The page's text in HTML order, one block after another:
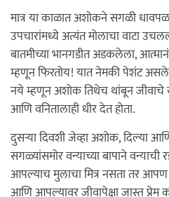
मात्र या काळात अशोकने सगळी
उपचारांमध्ये अत्यंत मोलाचा वाटा
बातमीच्या भानगडीत अडकलेला,
म्हणून फिरतोय! यात नेमकी पेशंट
नये म्हणून अशोक तिथेच थांबून
आणि वनितालाही धीर देत होता.
दुसर्‍या दिवशी जेव्हा अशोक, दिल्या
सगळ्यांसमोर वन्याच्या बापाने वन्याची
आपल्याच मुलाचा मित्र नसता तर
आणि आपल्यावर जीवापेक्षा जास्त